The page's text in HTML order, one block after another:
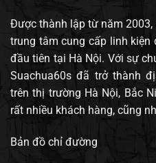
Được thành lập từ năm
trung tâm cung cấp linh kiện
đầu tiên tại Hà Nội. Với sự
Suachua60s đã trở thành
trên thị trường Hà Nội, Bắc
rất nhiều khách hàng, cũng
Bản đồ chỉ đường